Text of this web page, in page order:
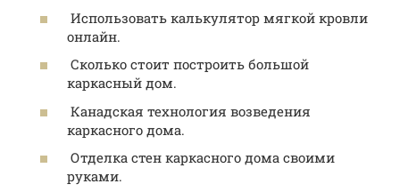
Использовать калькулятор мягкой кровли
онлайн.
Сколько стоит построить большой
каркасный дом.
Канадская технология возведения
каркасного дома.
Отделка стен каркасного дома своими
руками.